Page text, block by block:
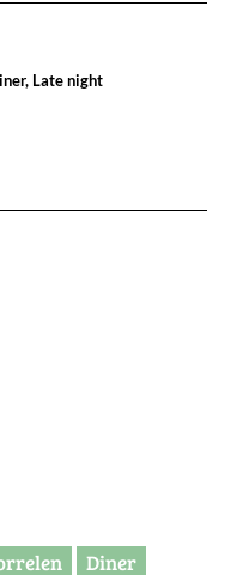
Late night
Diner